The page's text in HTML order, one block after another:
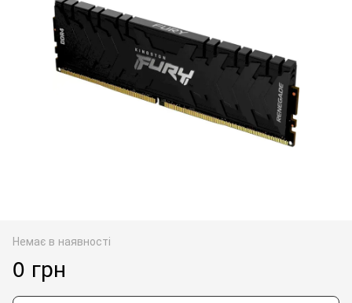
Немає в наявності
0 грн